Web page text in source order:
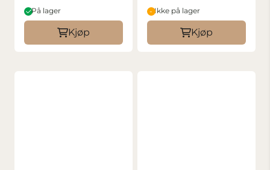
På lager
Kjøp
Ikke på lager
Kjøp